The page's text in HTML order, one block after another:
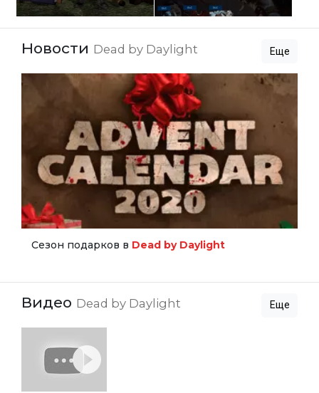
Новости Dead by Daylight Еще
Сезон подарков в Dead by Daylight
Видео Dead by Daylight Еще